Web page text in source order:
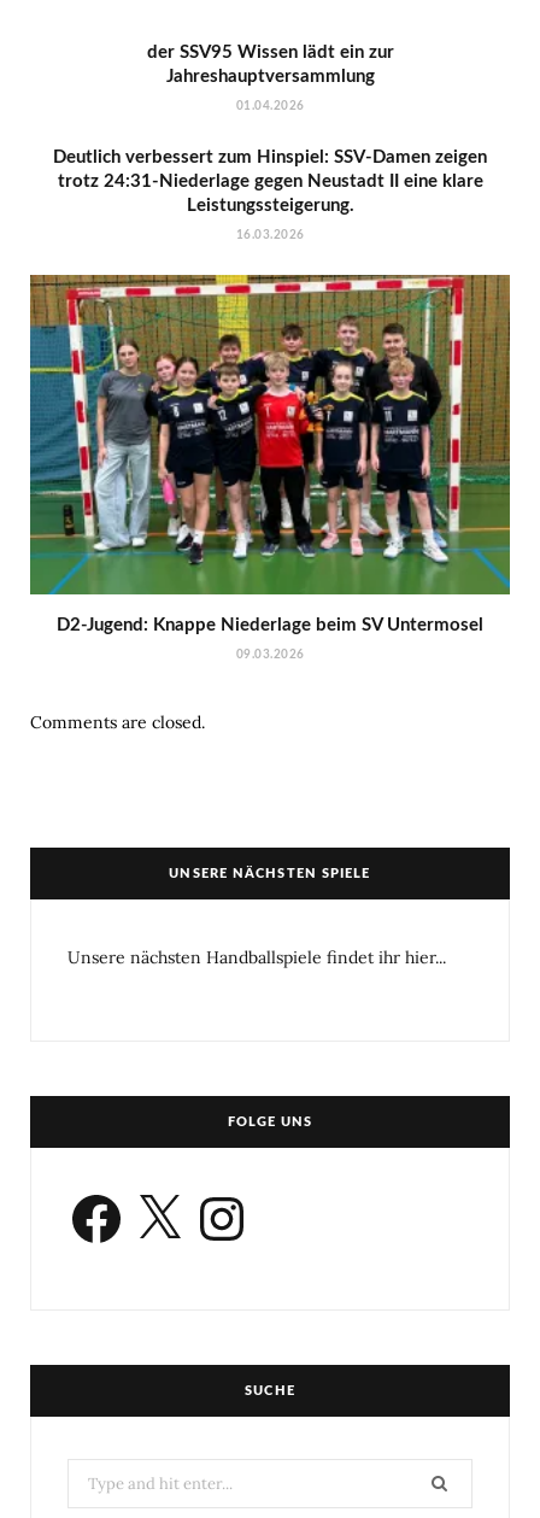
der SSV95 Wissen lädt ein zur
Jahreshauptversammlung
01.04.2026
Deutlich verbessert zum Hinspiel: SSV-Damen zeigen
trotz 24:31-Niederlage gegen Neustadt II eine klare
Leistungssteigerung.
16.03.2026
D2-Jugend: Knappe Niederlage beim SV Untermosel
09.03.2026
Comments are closed.
UNSERE NÄCHSTEN SPIELE
Unsere nächsten Handballspiele findet ihr hier...
FOLGE UNS
Facebook Instagram
SUCHE
Search
for: